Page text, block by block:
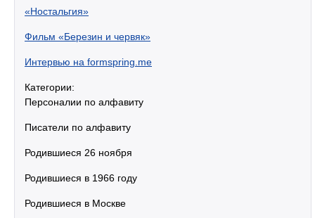
«Ностальгия»
Фильм «Березин и червяк»
Интервью на formspring.me
Категории:
Персоналии по алфавиту
Писатели по алфавиту
Родившиеся 26 ноября
Родившиеся в 1966 году
Родившиеся в Москве